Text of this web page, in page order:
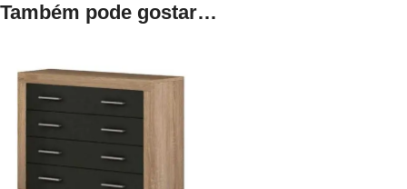
Também pode gostar…